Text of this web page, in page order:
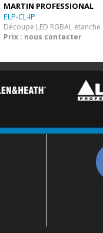
MARTIN PROFESSIONAL
ELP-CL-IP
Découpe LED RGBAL étanche
Prix : nous contacter